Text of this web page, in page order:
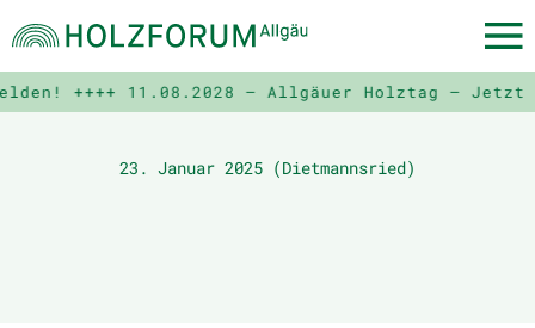
++++ 11.08.2028 – Allgäuer Holztag – Jetzt
23. Januar 2025 (Dietmannsried)